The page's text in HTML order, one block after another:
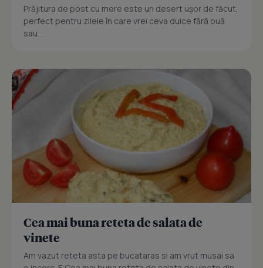
Prăjitura de post cu mere este un desert ușor de făcut,
perfect pentru zilele în care vrei ceva dulce fără ouă
sau...
Cea mai buna reteta de salata de
vinete
Am vazut reteta asta pe bucataras si am vrut musai sa